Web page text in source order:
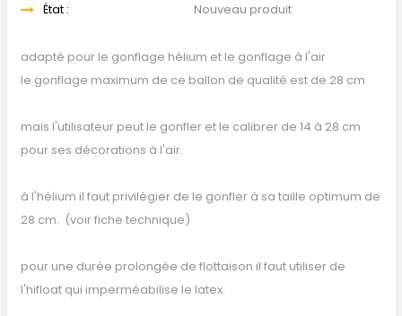
État :
Nouveau produit
adapté pour le gonflage hélium et le gonflage à l'air
le gonflage maximum de ce ballon de qualité est de 28 cm
mais l'utilisateur peut le gonfler et le calibrer de 14 à 28 cm
pour ses décorations à l'air.
à l'hélium il faut privilégier de le gonfler à sa taille optimum de
28 cm. (voir fiche technique)
pour une durée prolongée de flottaison il faut utiliser de
l'hifloat qui imperméabilise le latex.